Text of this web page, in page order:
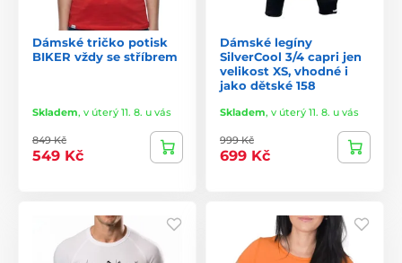
Dámské tričko potisk
BIKER vždy se stříbrem
Skladem, v úterý 11. 8. u vás
849 Kč
549 Kč
Dámské legíny
SilverCool 3/4 capri jen
velikost XS, vhodné i
jako dětské 158
Skladem, v úterý 11. 8. u vás
999 Kč
699 Kč